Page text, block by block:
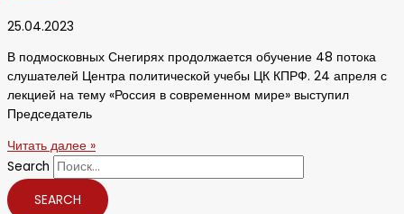
25.04.2023
В подмосковных Снегирях продолжается обучение 48 потока
слушателей Центра политической учебы ЦК КПРФ. 24 апреля с
лекцией на тему «Россия в современном мире» выступил
Председатель
Читать далее »
Search
SEARCH